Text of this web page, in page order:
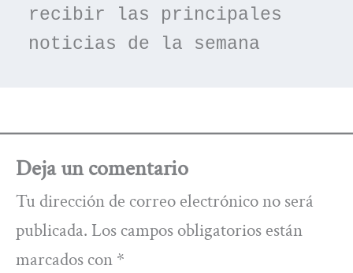
recibir las principales
noticias de la semana
Deja un comentario
Tu dirección de correo electrónico no será
publicada. Los campos obligatorios están
marcados con *